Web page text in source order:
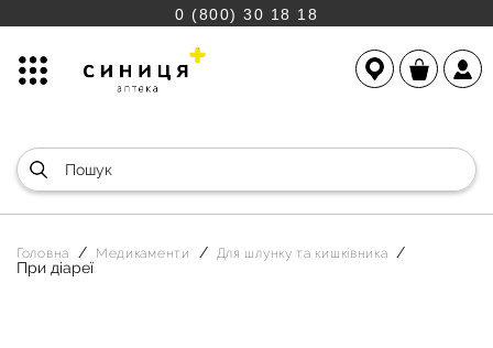
0 (800) 30 18 18
Головна Медикаменти Для шлунку та кишківника
При діареї